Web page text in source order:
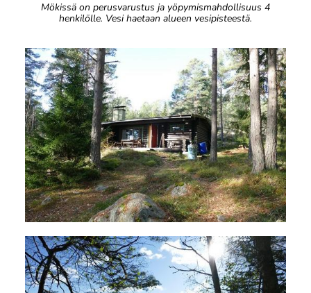
Mökissä on perusvarustus ja yöpymismahdollisuus 4
henkilölle. Vesi haetaan alueen vesipisteestä.